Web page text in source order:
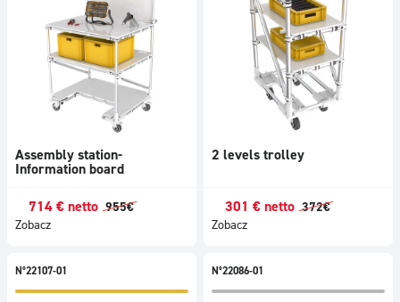
Assembly station-
Information board
714 € netto 955€
Zobacz
2 levels trolley
301 € netto 372€
Zobacz
N°22107-01 N°22086-01